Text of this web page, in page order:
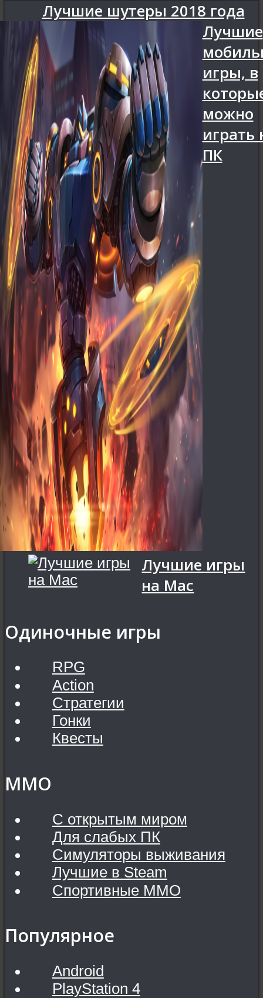
Лучшие шутеры 2018 года
Лучшие
игры, в
можно
играть
ПК
Лучшие игры
на Mac
Одиночные игры
RPG
Action
Стратегии
Гонки
Квесты
MMO
С открытым миром
Для слабых ПК
Симуляторы выживания
Лучшие в Steam
Спортивные MMO
Популярное
Android
PlayStation 4